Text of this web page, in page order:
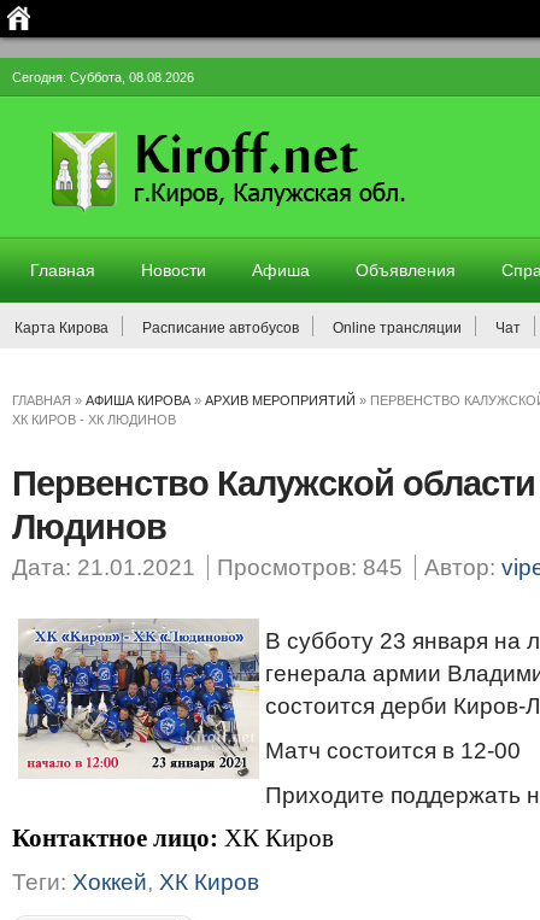
Сегодня: Суббота, 08.08.2026
Главная Новости Афиша Объявления
Карта Кирова Расписание автобусов Online трансляции Чат
ГЛАВНАЯ » АФИША КИРОВА » АРХИВ МЕРОПРИЯТИЙ » ПЕРВЕНСТВО
ХК КИРОВ - ХК ЛЮДИНОВ
Первенство Калужской
Людинов
Дата: 21.01.2021 Просмотров: 845 Автор:
В субботу 23 января на
генерала армии
состоится дерби Киров-
Матч состоится в 12-00
Приходите поддержать
Контактное лицо: ХК Киров
Теги: Хоккей, ХК Киров